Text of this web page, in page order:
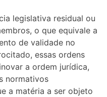
legislativa residual ou
o que equivale a
de validade no
essas ordens
a ordem jurídica,
normativos
a matéria a ser objeto